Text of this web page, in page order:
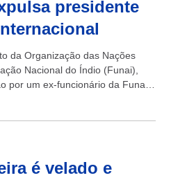
presidente
da Organização das Nações
Nacional do Índio (Funai),
por um ex-funcionário da Funai
é velado e